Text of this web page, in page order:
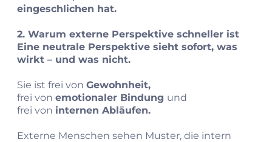
eingeschlichen hat.
2. Warum externe Perspektive schneller ist
Eine neutrale Perspektive sieht sofort, was
wirkt – und was nicht.
Sie ist frei von Gewohnheit,
frei von emotionaler Bindung und
frei von internen Abläufen.
Externe Menschen sehen Muster, die intern